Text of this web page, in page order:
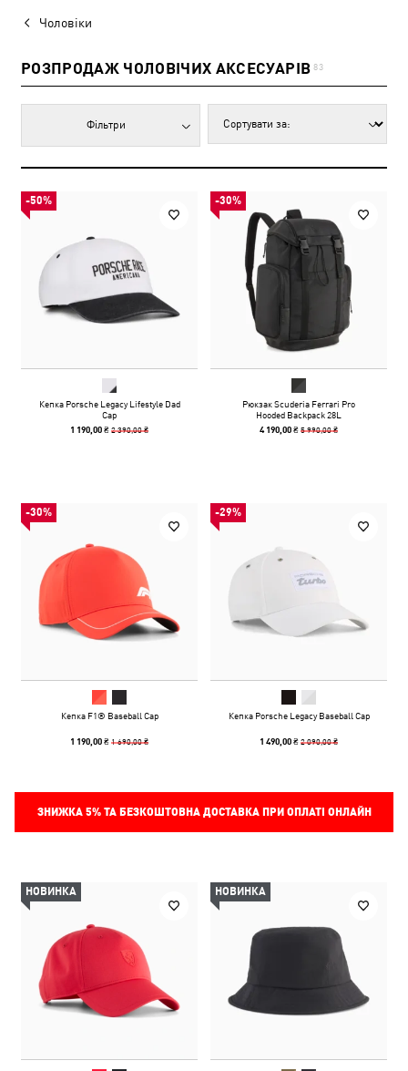
Чоловіки
РОЗПРОДАЖ ЧОЛОВІЧИХ АКСЕСУАРІВ 83
Фільтри
-50%
Кепка Porsche Legacy Lifestyle Dad
Cap
1 190,00 ₴2 390,00 ₴
-30%
Рюкзак Scuderia Ferrari Pro
Hooded Backpack 28L
4 190,00 ₴5 990,00 ₴
-30%
Кепка F1® Baseball Cap
1 190,00 ₴1 690,00 ₴
-29%
Кепка Porsche Legacy Baseball Cap
1 490,00 ₴2 090,00 ₴
ЗНИЖКА 5%ТА БЕЗКОШТОВНА ДОСТАВКА ПРИ ОПЛАТІ ОНЛАЙН
НОВИНКА НОВИНКА